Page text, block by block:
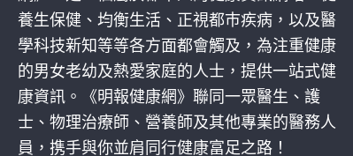
養生保健、均衡生活、正視都巿疾病，以及醫
學科技新知等等各方面都會觸及，為注重健康
的男女老幼及熱愛家庭的人士，提供一站式健
康資訊。《明報健康網》聯同一眾醫生、護
士、物理治療師、營養師及其他專業的醫務人
員，携手與你並肩同行健康富足之路！